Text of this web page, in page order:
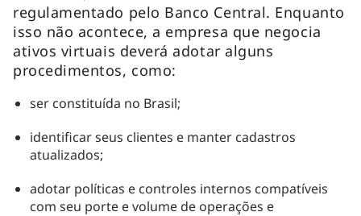
regulamentado pelo Banco Central. Enquanto
isso não acontece, a empresa que negocia
ativos virtuais deverá adotar alguns
procedimentos, como:
ser constituída no Brasil;
identificar seus clientes e manter cadastros
atualizados;
adotar políticas e controles internos compatíveis
com seu porte e volume de operações e